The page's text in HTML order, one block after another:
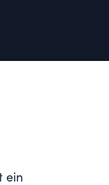
ein